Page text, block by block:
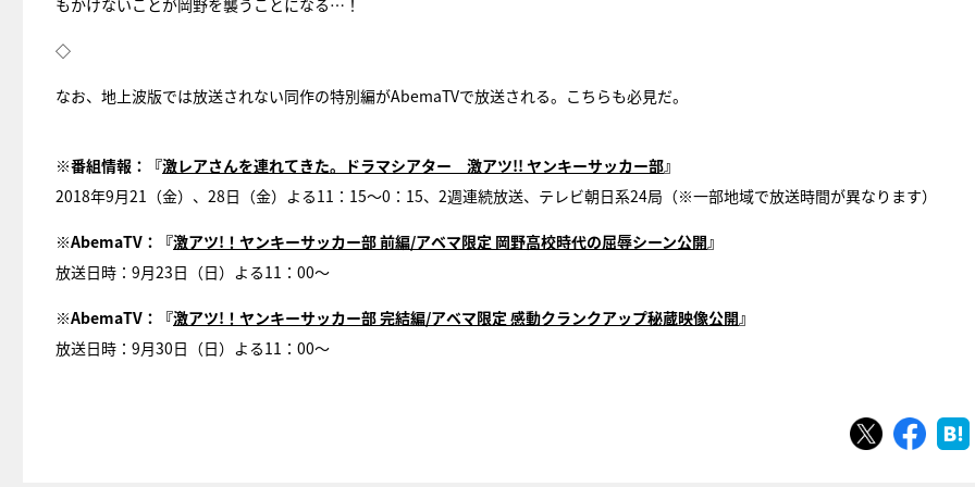
もかけないことが岡野を襲うことになる…！
◇
なお、地上波版では放送されない同作の特別編がAbemaTVで放送される。こちらも必見だ。
※番組情報：『激レアさんを連れてきた。ドラマシアター 激アツ!! ヤンキーサッカー部』
2018年9月21（金）、28日（金）よる11：15～0：15、2週連続放送、テレビ朝日系24局（※一部地域で放送時間が異なります）
※AbemaTV：『激アツ!！ヤンキーサッカー部 前編/アベマ限定 岡野高校時代の屈辱シーン公開』
放送日時：9月23日（日）よる11：00～
※AbemaTV：『激アツ!！ヤンキーサッカー部 完結編/アベマ限定 感動クランクアップ秘蔵映像公開』
放送日時：9月30日（日）よる11：00〜
ツイートシェア